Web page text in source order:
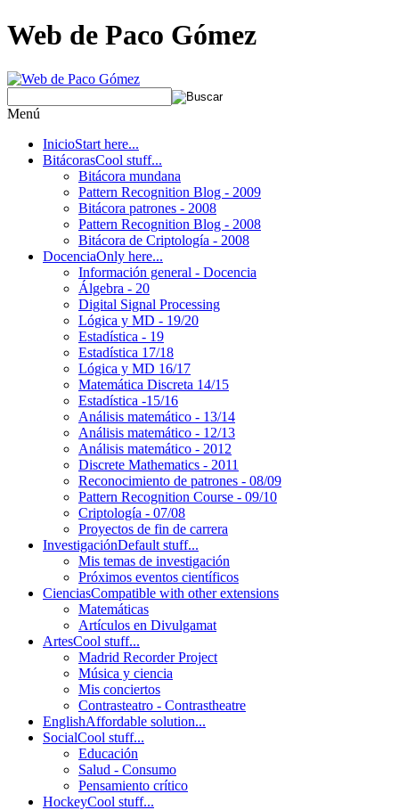
Web de Paco Gómez
Menú
InicioStart here...
BitácorasCool stuff...
Bitácora mundana
Pattern Recognition Blog - 2009
Bitácora patrones - 2008
Pattern Recognition Blog - 2008
Bitácora de Criptología - 2008
DocenciaOnly here...
Información general - Docencia
Álgebra - 20
Digital Signal Processing
Lógica y MD - 19/20
Estadística - 19
Estadística 17/18
Lógica y MD 16/17
Matemática Discreta 14/15
Estadística -15/16
Análisis matemático - 13/14
Análisis matemático - 12/13
Análisis matemático - 2012
Discrete Mathematics - 2011
Reconocimiento de patrones - 08/09
Pattern Recognition Course - 09/10
Criptología - 07/08
Proyectos de fin de carrera
InvestigaciónDefault stuff...
Mis temas de investigación
Próximos eventos científicos
CienciasCompatible with other extensions
Matemáticas
Artículos en Divulgamat
ArtesCool stuff...
Madrid Recorder Project
Música y ciencia
Mis conciertos
Contrasteatro - Contrastheatre
EnglishAffordable solution...
SocialCool stuff...
Educación
Salud - Consumo
Pensamiento crítico
HockeyCool stuff...